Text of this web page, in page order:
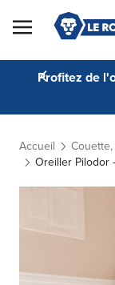
Skip to Content
Profitez de
Accueil
Oreiller Pilodor